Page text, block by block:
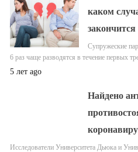
каком
Супружеские
6 раз чаще разводятся в течение первых
5 лет ago
Найдено
Исследователи Университета Дьюка и